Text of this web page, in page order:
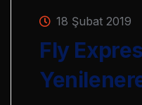
18 Şubat 2019
Fly